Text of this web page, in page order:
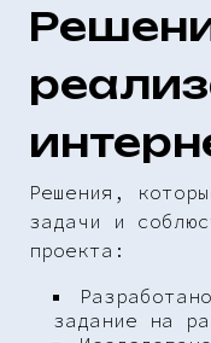
Решения,
задачи и
проекта:
задание на